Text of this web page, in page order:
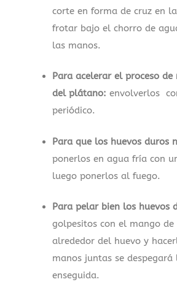
corte en forma de cruz en
frotar bajo el chorro de
las manos.
Para acelerar el proceso
del plátano: envolverlos
periódico.
Para que los huevos duros
ponerlos en agua fría con
luego ponerlos al fuego.
Para pelar bien los huevos
golpesitos con el mango de
alrededor del huevo y
manos juntas se despegará
enseguida.